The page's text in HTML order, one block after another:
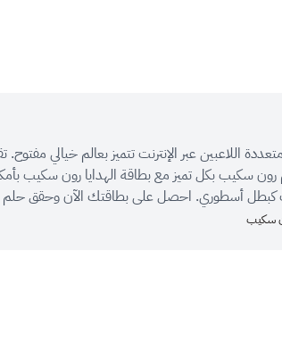
اللاعبين عبر الإنترنت تتميز بعالم خيالي
سكيب بكل تميز مع بطاقة الهدايا رون سكيب
كبطل أسطوري. احصل على بطاقتك الآن وحقق حلم
سكيب